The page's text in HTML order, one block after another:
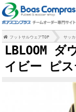
フットサルウェアTOP サッ
LBLOOM
イビー ピス